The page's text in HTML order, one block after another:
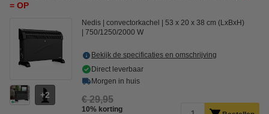
= OP
2
Nedis convectorkachel
53 x 20 x 38 cm (LxBxH)
750/1250/2000 W
Bekijk de specificaties en omschrijving
Direct leverbaar
Morgen in huis
€ 29,95
10% korting